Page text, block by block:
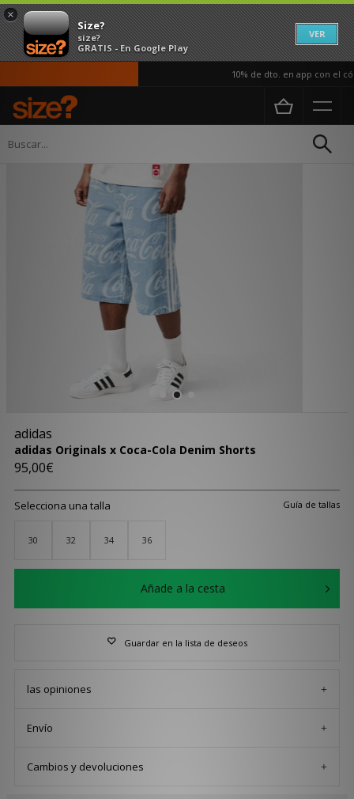
×
Size?
size?
GRATIS - En Google Play
VER
10% de dto. en app con el
Página principal
adidas
adidas Originals x Coca-Cola Denim Shorts
95,00€
Guía de tallas
Selecciona una talla
30 32 34 36
Añade a la cesta
Guardar en la lista de deseos
las opiniones
Envío
Cambios y devoluciones